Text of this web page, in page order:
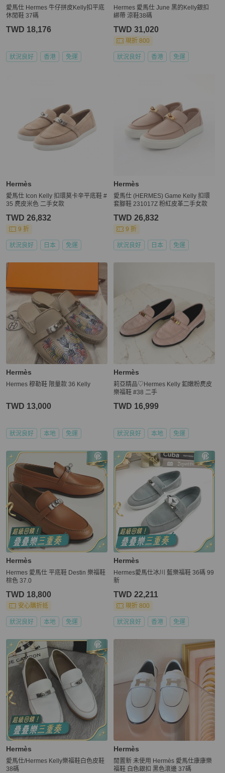
愛馬仕 Hermes 牛仔拼皮Kelly扣平底
休閒鞋 37碼
TWD 18,176
狀況良好 香港 免運
Hermes 愛馬仕 June 黑的Kelly銀扣
綁帶 涼鞋38碼
TWD 31,020
現折 800
狀況良好 香港 免運
Hermès
愛馬仕 Icon Kelly 扣環莫卡辛平底鞋 #
35 麂皮米色 二手女款
TWD 26,832
9 折
狀況良好 日本 免運
Hermès
愛馬仕 (HERMES) Game Kelly 扣環
套腳鞋 231017Z 粉紅皮革二手女款
TWD 26,832
9 折
狀況良好 日本 免運
Hermès
Hermes 穆勒鞋 限量款 36 Kelly
TWD 13,000
狀況良好 本地 免運
Hermès
莉亞精品♡Hermes Kelly 釦嫩粉麂皮
樂福鞋 #38 二手
TWD 16,999
狀況良好 本地 免運
Hermès
Hermes 愛馬仕 平底鞋 Destin 樂福鞋
棕色 37.0
TWD 18,800
安心購折抵
狀況良好 本地 免運
Hermès
Hermes愛馬仕冰川 藍樂福鞋 36碼 99
新
TWD 22,211
現折 800
狀況良好 香港 免運
Hermès
愛馬仕/Hermes Kelly樂福鞋白色皮鞋
38碼
Hermès
閒置新 未使用 Hermès 愛馬仕康康樂
福鞋 白色銀扣 黑色滾邊 37碼